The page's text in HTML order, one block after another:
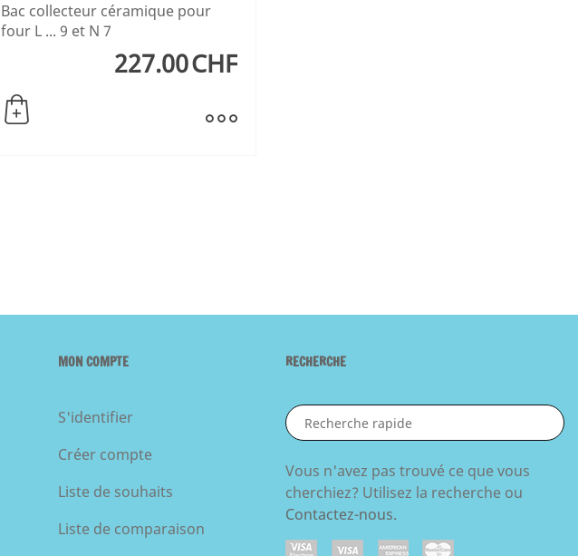
Bac collecteur céramique pour
four L ... 9 et N 7
227.00CHF
MON COMPTE
S'identifier
Créer compte
Liste de souhaits
Liste de comparaison
RECHERCHE
Vous n'avez pas trouvé ce que vous
cherchiez? Utilisez la recherche ou
Contactez-nous.